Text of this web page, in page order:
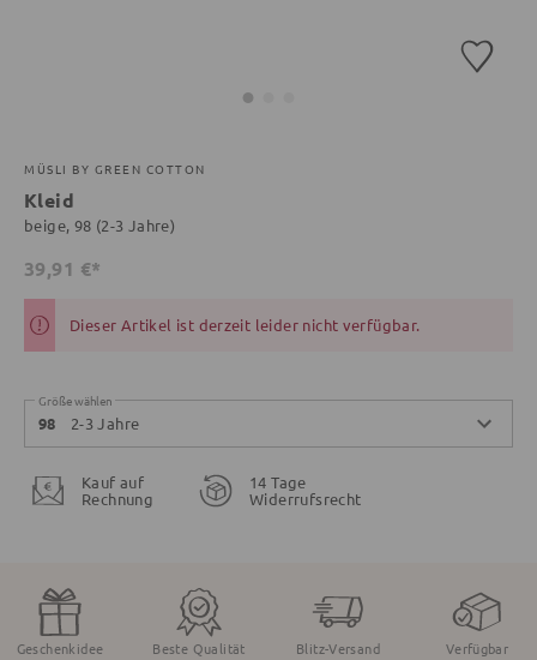
MÜSLI BY GREEN COTTON
Kleid
beige, 98 (2-3 Jahre)
39,91 €*
Dieser Artikel ist derzeit leider nicht verfügbar.
Größe wählen
98 2-3 Jahre
Kauf auf
Rechnung
14 Tage
Widerrufsrecht
Geschenkidee Beste Qualität Blitz-Versand Verfügbar